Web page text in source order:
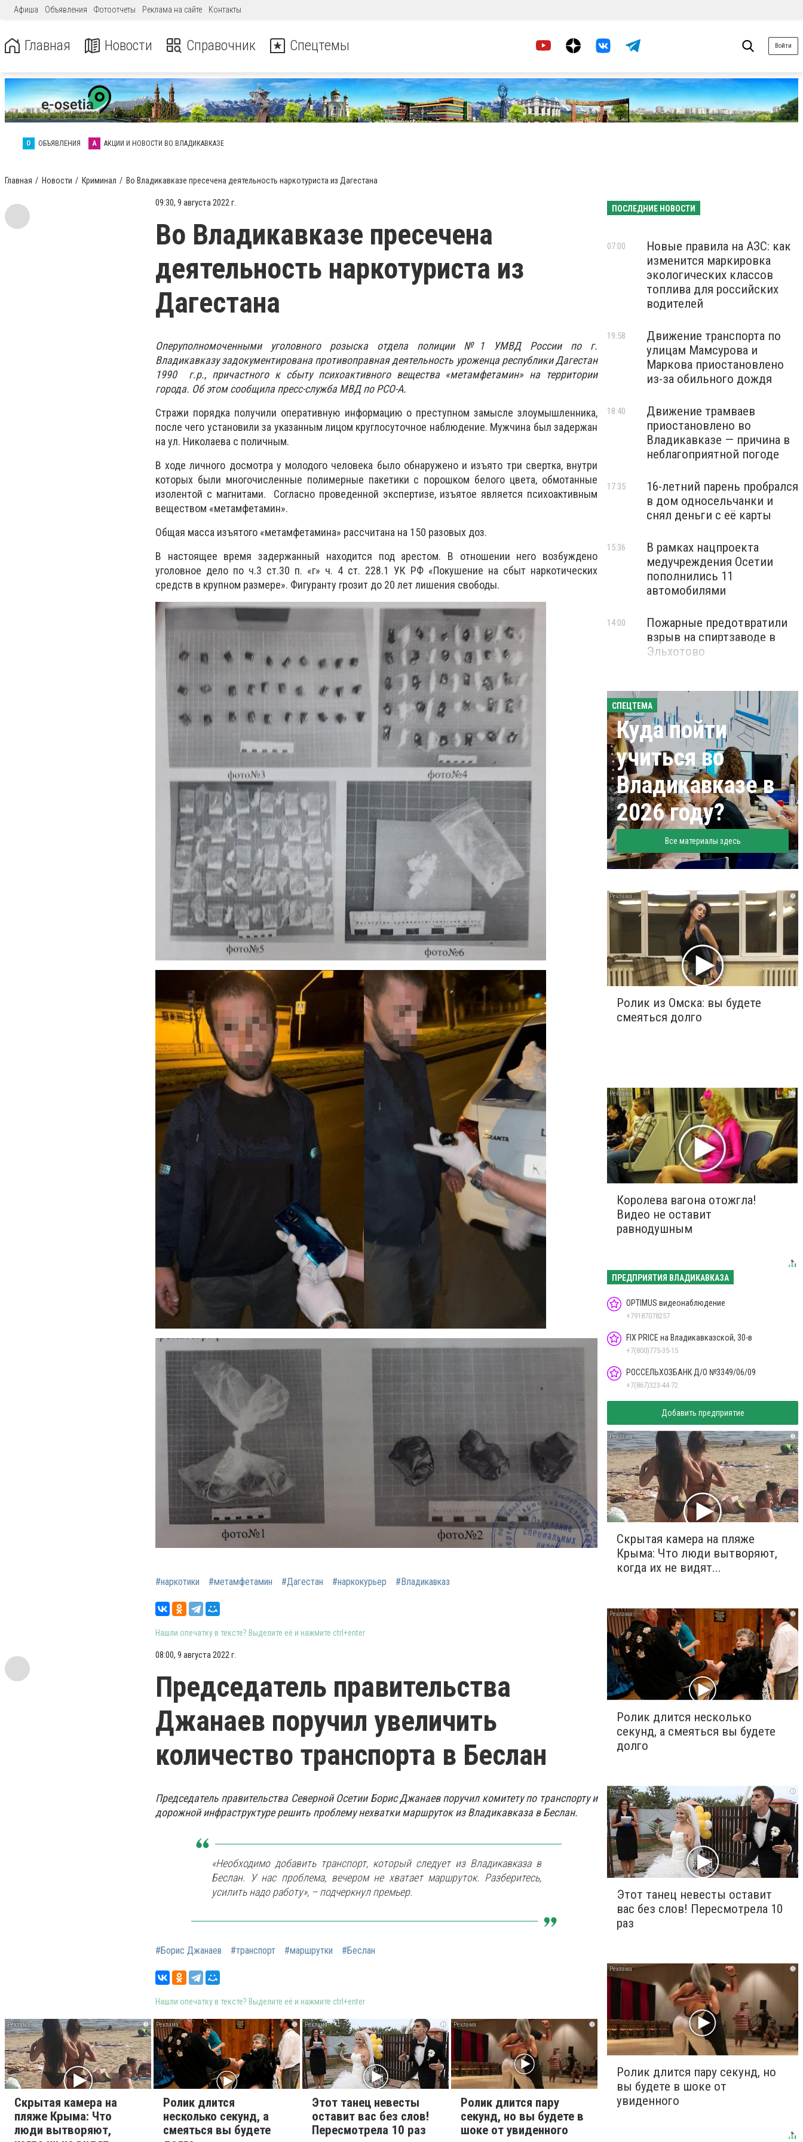
Афиша Объявления Фотоотчеты Реклама на сайте Контакты
Главная Новости Справочник Спецтемы Войти
О ОБЪЯВЛЕНИЯ А АКЦИИ И НОВОСТИ ВО ВЛАДИКАВКАЗЕ
Главная Новости Криминал Во Владикавказе пресечена деятельность наркотуриста из Дагестана
09:30, 9 августа 2022 г.
Во Владикавказе пресечена
деятельность наркотуриста из
Дагестана
Оперуполномоченными уголовного розыска отдела полиции №1 УМВД России по г.
Владикавказу задокументирована противоправная деятельность уроженца республики Дагестан
1990 г.р., причастного к сбыту психоактивного вещества «метамфетамин» на территории
города. Об этом сообщила пресс-служба МВД по РСО-А.
Стражи порядка получили оперативную информацию о преступном замысле злоумышленника,
после чего установили за указанным лицом круглосуточное наблюдение. Мужчина был задержан
на ул. Николаева с поличным.
В ходе личного досмотра у молодого человека было обнаружено и изъято три свертка, внутри
которых были многочисленные полимерные пакетики с порошком белого цвета, обмотанные
изолентой с магнитами. Согласно проведенной экспертизе, изъятое является психоактивным
веществом «метамфетамин».
Общая масса изъятого «метамфетамина» рассчитана на 150 разовых доз.
В настоящее время задержанный находится под арестом. В отношении него возбуждено
уголовное дело по ч.3 ст.30 п. «г» ч. 4 ст. 228.1 УК РФ «Покушение на сбыт наркотических
средств в крупном размере». Фигуранту грозит до 20 лет лишения свободы.
#наркотики #метамфетамин #Дагестан #наркокурьер #Владикавказ
Нашли опечатку в тексте? Выделите её и нажмите ctrl+enter
08:00, 9 августа 2022 г.
Председатель правительства
Джанаев поручил увеличить
количество транспорта в Беслан
Председатель правительства Северной Осетии Борис Джанаев поручил комитету по транспорту и
дорожной инфраструктуре решить проблему нехватки маршруток из Владикавказа в Беслан.
«Необходимо добавить транспорт, который следует из Владикавказа в
Беслан. У нас проблема, вечером не хватает маршруток. Разберитесь,
усилить надо работу», – подчеркнул премьер.
#Борис Джанаев #транспорт #маршрутки #Беслан
Нашли опечатку в тексте? Выделите её и нажмите ctrl+enter
i
Скрытая камера на
пляже Крыма: Что
люди вытворяют,
i
Ролик длится
несколько секунд, а
смеяться вы будете
i
Этот танец невесты
оставит вас без слов!
Пересмотрела 10 раз
i
Ролик длится пару
секунд, но вы будете в
шоке от увиденного
ПОСЛЕДНИЕ НОВОСТИ
Новые правила на АЗС: как
изменится маркировка
экологических классов
топлива для российских
водителей
07:00
Движение транспорта по
улицам Мамсурова и
Маркова приостановлено
из-за обильного дождя
19:58
Движение трамваев
приостановлено во
Владикавказе — причина в
неблагоприятной погоде
18:40
16-летний парень пробрался
в дом односельчанки и
снял деньги с её карты
17:35
В рамках нацпроекта
медучреждения Осетии
пополнились 11
автомобилями
15:36
Пожарные предотвратили
взрыв на спиртзаводе в
Эльхотово
14:00
СПЕЦТЕМА
Куда пойти
учиться во
Владикавказе в
2026 году?
Все материалы здесь
i
Ролик из Омска: вы будете
смеяться долго
i
Королева вагона отожгла!
Видео не оставит
равнодушным
ПРЕДПРИЯТИЯ ВЛАДИКАВКАЗА
OPTIMUS видеонаблюдение
+79187078257
FIX PRICE на Владикавказской, 30-в
+7(800)775-35-15
РОССЕЛЬХОЗБАНК Д/О №3349/06/09
+7(867)323-44-72
Добавить предприятие
i
Скрытая камера на пляже
Крыма: Что люди вытворяют,
когда их не видят...
i
Ролик длится несколько
секунд, а смеяться вы будете
долго
i
Этот танец невесты оставит
вас без слов! Пересмотрела 10
раз
i
Ролик длится пару секунд, но
вы будете в шоке от
увиденного